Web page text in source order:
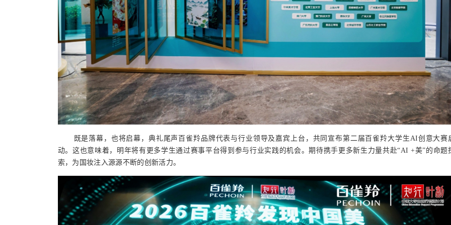
既是落幕，也将启幕，典礼尾声百雀羚品牌代表与行业领导及嘉宾上台，共同宣布第二届百雀羚大学生AI创意大赛
动。这也意味着，明年将有更多学生通过赛事平台得到参与行业实践的机会。期 待携手更多新生力量共赴“AI +美”的命题
索 ， 为 国妆注入源源不断的创新活力。